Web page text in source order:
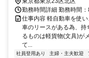
勤務時間詳細 勤務時間
仕事内容 軽自動車を使
車のリースがある為、
るものは軽貨物(文具)が
て...
社員登用あり 主婦・主夫歓迎